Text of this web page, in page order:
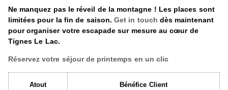
Ne manquez pas le réveil de la montagne ! Les places sont
limitées pour la fin de saison. Get in touch dès maintenant
pour organiser votre escapade sur mesure au cœur de
Tignes Le Lac.
Réservez votre séjour de printemps en un clic
Atout Bénéfice Client